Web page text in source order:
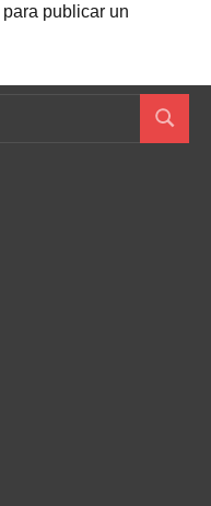
para publicar un
Buscar